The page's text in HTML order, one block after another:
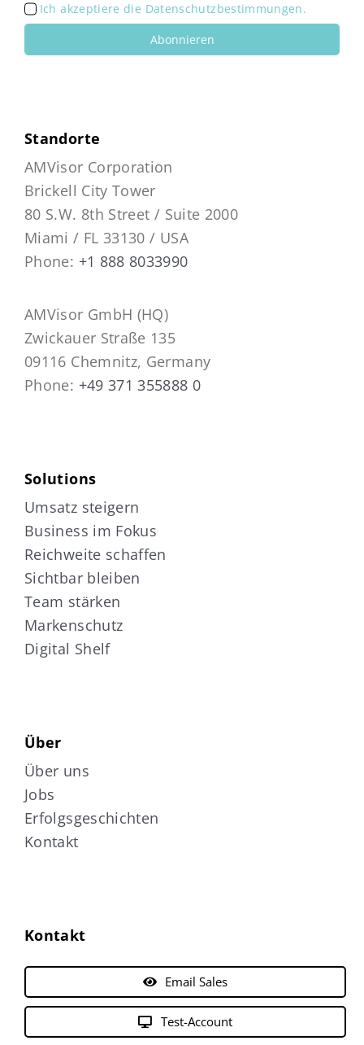
Ich akzeptiere die Datenschutzbestimmungen.
Abonnieren
Standorte
AMVisor Corporation
Brickell City Tower
80 S.W. 8th Street / Suite 2000
Miami / FL 33130 / USA
Phone: +1 888 8033990
AMVisor GmbH (HQ)
Zwickauer Straße 135
09116 Chemnitz, Germany
Phone: +49 371 355888 0
Solutions
Umsatz steigern
Business im Fokus
Reichweite schaffen
Sichtbar bleiben
Team stärken
Markenschutz
Digital Shelf
Über
Über uns
Jobs
Erfolgsgeschichten
Kontakt
Kontakt
Email Sales
Test-Account